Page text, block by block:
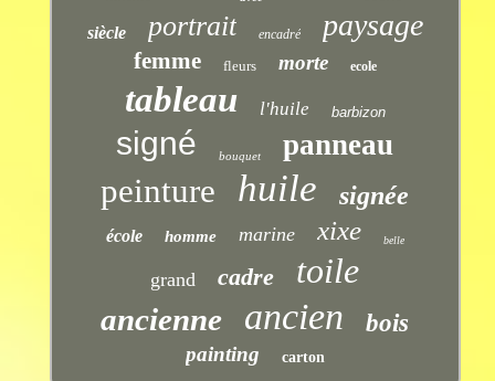
siècle portrait encadré paysage
femme fleurs morte ecole
tableau l'huile barbizon
signé bouquet panneau
peinture huile signée
école homme marine xixe belle
grand cadre toile
ancienne ancien bois
painting carton